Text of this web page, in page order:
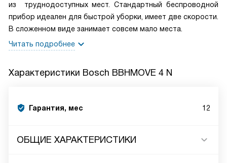
из труднодоступных мест. Стандартный беспроводной
прибор идеален для быстрой уборки, имеет две скорости.
В сложенном виде занимает совсем мало места.
Читать подробнее
Характеристики Bosch BBHMOVE 4 N
Гарантия, мес 12
ОБЩИЕ ХАРАКТЕРИСТИКИ